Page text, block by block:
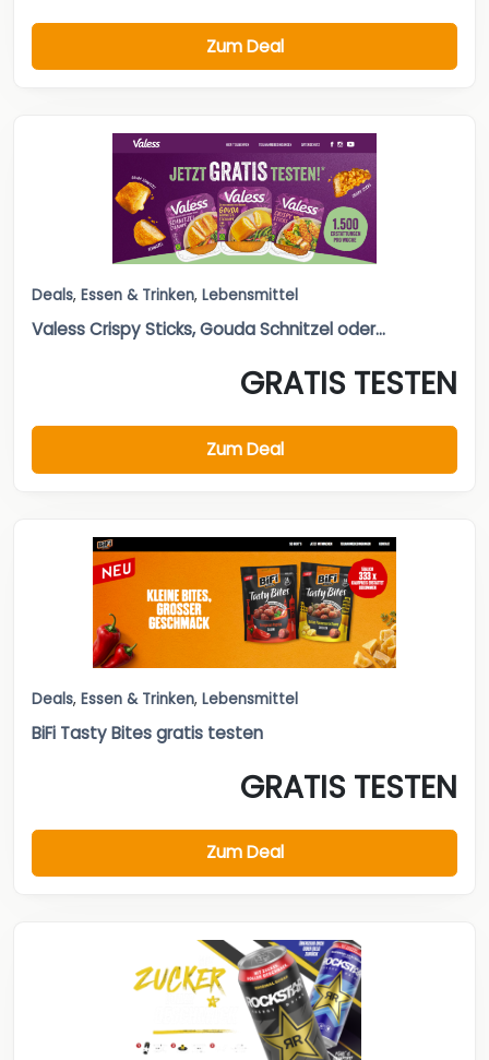
Zum Deal
Deals, Essen & Trinken, Lebensmittel
Valess Crispy Sticks, Gouda Schnitzel oder...
GRATIS TESTEN
Zum Deal
Deals, Essen & Trinken, Lebensmittel
BiFi Tasty Bites gratis testen
GRATIS TESTEN
Zum Deal